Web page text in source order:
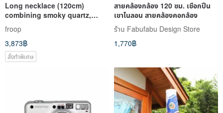
Long necklace (120cm)
combining smoky quartz,
baby pearls, and mother-of-
pearl.
froop
3,873฿
สั่งทำพิเศษ
สายคล้องกล้อง 120 ซม. เชือกปีน
เขาไนลอน สายคล้องคอกล้อง
ร้าน Fabufabu Design Store
1,770฿